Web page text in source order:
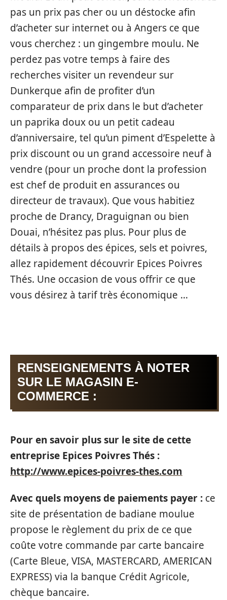
pas un prix pas cher ou un déstocke afin
d’acheter sur internet ou à Angers ce que
vous cherchez : un gingembre moulu. Ne
perdez pas votre temps à faire des
recherches visiter un revendeur sur
Dunkerque afin de profiter d’un
comparateur de prix dans le but d’acheter
un paprika doux ou un petit cadeau
d’anniversaire, tel qu’un piment d’Espelette à
prix discount ou un grand accessoire neuf à
vendre (pour un proche dont la profession
est chef de produit en assurances ou
directeur de travaux). Que vous habitiez
proche de Drancy, Draguignan ou bien
Douai, n’hésitez pas plus. Pour plus de
détails à propos des épices, sels et poivres,
allez rapidement découvrir Epices Poivres
Thés. Une occasion de vous offrir ce que
vous désirez à tarif très économique …
RENSEIGNEMENTS À NOTER
SUR LE MAGASIN E-
COMMERCE :
Pour en savoir plus sur le site de cette
entreprise Epices Poivres Thés :
http://www.epices-poivres-thes.com
Avec quels moyens de paiements payer : ce
site de présentation de badiane moulue
propose le règlement du prix de ce que
coûte votre commande par carte bancaire
(Carte Bleue, VISA, MASTERCARD, AMERICAN
EXPRESS) via la banque Crédit Agricole,
chèque bancaire.